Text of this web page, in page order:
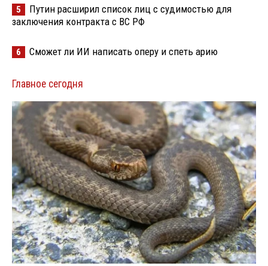
5
Путин расширил список лиц с судимостью для
заключения контракта с ВС РФ
6 Сможет ли ИИ написать оперу и спеть арию
Главное сегодня